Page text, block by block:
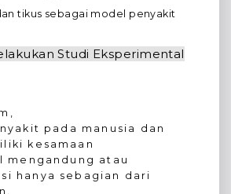
tikus sebagai model penyakit
Studi Eksperimental
pada manusia dan
kesamaan
mengandung atau
hanya sebagian dari